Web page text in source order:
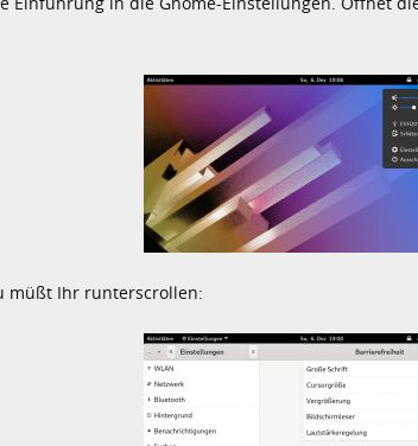
müßt Ihr runterscrollen: